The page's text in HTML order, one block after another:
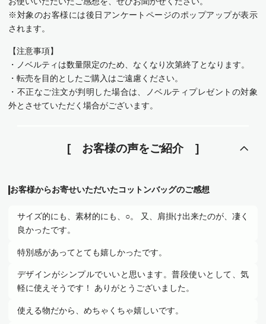
※対象のお客様には後日アンケートページのポップアップが表示
されます。
【注意事項】
・ノベルティは数量限定のため、なくなり次第終了となります。
・転売を目的としたご購入はご遠慮ください。
・不正なご注文が判明した場合は、ノベルティプレゼントの対象
外とさせていただく場合がございます。
お客様の声をご紹介
お客様からお寄せいただいたコットンバッグのご感想
サイズ的にも、素材的にも、○。 又、肩掛け出来たのが、凄く
良かったです。
特別感があってとても嬉しかったです。
デザインがシンプルでいいと思います。普段使いとして、気
軽に使えそうです！ ありがとうございました。
使える物だから、めちゃくちゃ嬉しいです。